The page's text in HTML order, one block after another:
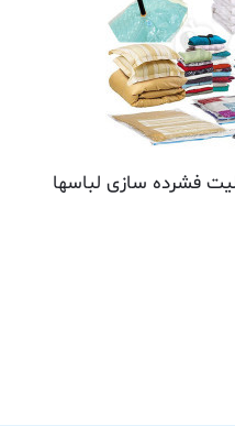
فشرده سازی لباسها